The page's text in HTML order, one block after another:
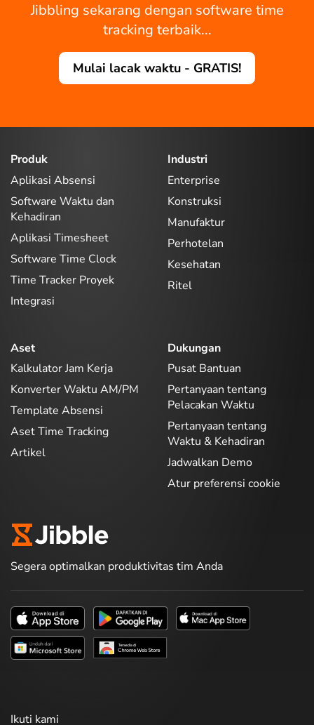
Jibbling sekarang dengan software time
tracking terbaik...
Mulai lacak waktu - GRATIS!
Produk
Aplikasi Absensi
Software Waktu dan
Kehadiran
Aplikasi Timesheet
Software Time Clock
Time Tracker Proyek
Integrasi
Industri
Enterprise
Konstruksi
Manufaktur
Perhotelan
Kesehatan
Ritel
Aset
Kalkulator Jam Kerja
Konverter Waktu AM/PM
Template Absensi
Aset Time Tracking
Artikel
Dukungan
Pusat Bantuan
Pertanyaan tentang
Pelacakan Waktu
Pertanyaan tentang
Waktu & Kehadiran
Jadwalkan Demo
Atur preferensi cookie
Segera optimalkan produktivitas tim Anda
Ikuti kami